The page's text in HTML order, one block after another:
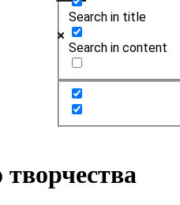
Search in title
Search in content